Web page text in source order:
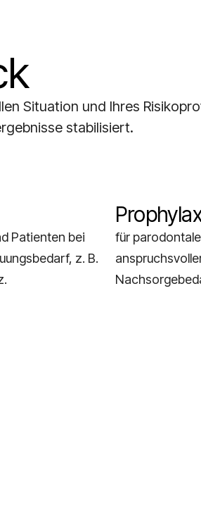
Situation und Ihres
stabilisiert.
Patienten bei
z. B.
für